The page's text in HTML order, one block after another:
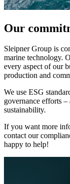
Our
Sleipner Group is
marine technology.
every aspect of our
production and
We use ESG
governance efforts
sustainability.
If you want more
contact our
happy to help!